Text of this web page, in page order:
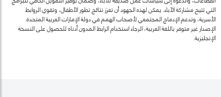
التي تتيح مشاركة الآباء. يمكن لهذه الجهود أن تعزز نتائج تطور الأطفال، وتقوي الروابط
الأسرية، وتدعم الإدماج المجتمعي لأصحاب الهمم في دولة الإمارات العربية المتحدة.
الإصدار غير متوفر باللغة العربية، الرجاء استخدام الرابط المدون أدناه للحصول على النسخة
الإنجليزية.